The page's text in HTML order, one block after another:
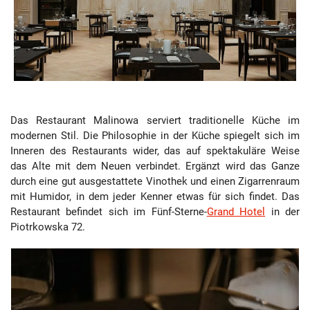
Das Restaurant Malinowa serviert traditionelle Küche im
modernen Stil. Die Philosophie in der Küche spiegelt sich im
Inneren des Restaurants wider, das auf spektakuläre Weise
das Alte mit dem Neuen verbindet. Ergänzt wird das Ganze
durch eine gut ausgestattete Vinothek und einen Zigarrenraum
mit Humidor, in dem jeder Kenner etwas für sich findet. Das
Restaurant befindet sich im Fünf-Sterne-Grand Hotel
in der
Piotrkowska 72.